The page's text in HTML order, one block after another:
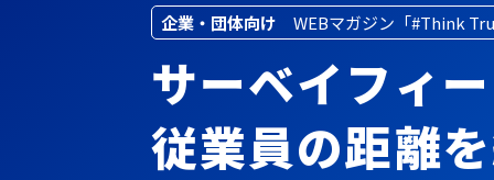
企業・団体向け WEBマガジン「#Think
サーベイフィ
従業員の距離